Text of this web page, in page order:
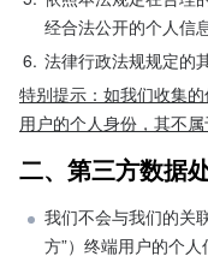
经合法公开的个人信息
6. 法律行政法规规定的
特别提示：如我们收集
用户的个人身份，其不
二、第三方数据
我们不会与我们的关
方”）终端用户的个人